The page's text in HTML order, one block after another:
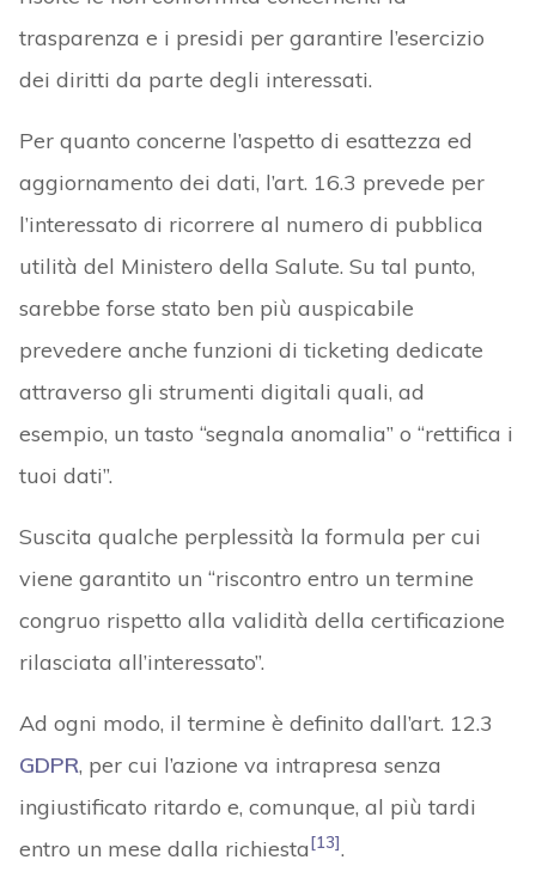
trasparenza e i presidi per garantire l’esercizio
dei diritti da parte degli interessati.
Per quanto concerne l’aspetto di esattezza ed
aggiornamento dei dati, l’art. 16.3 prevede per
l’interessato di ricorrere al numero di pubblica
utilità del Ministero della Salute. Su tal punto,
sarebbe forse stato ben più auspicabile
prevedere anche funzioni di ticketing dedicate
attraverso gli strumenti digitali quali, ad
esempio, un tasto “segnala anomalia” o “rettifica i
tuoi dati”.
Suscita qualche perplessità la formula per cui
viene garantito un “riscontro entro un termine
congruo rispetto alla validità della certificazione
rilasciata all’interessato”.
Ad ogni modo, il termine è definito dall’art. 12.3
GDPR, per cui l’azione va intrapresa senza
ingiustificato ritardo e, comunque, al più tardi
entro un mese dalla richiesta[13].